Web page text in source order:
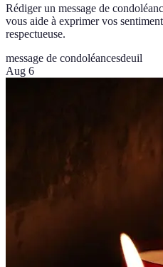
Rédiger un message de
vous aide à exprimer vos
respectueuse.
message de condoléancesdeuil
Aug 6